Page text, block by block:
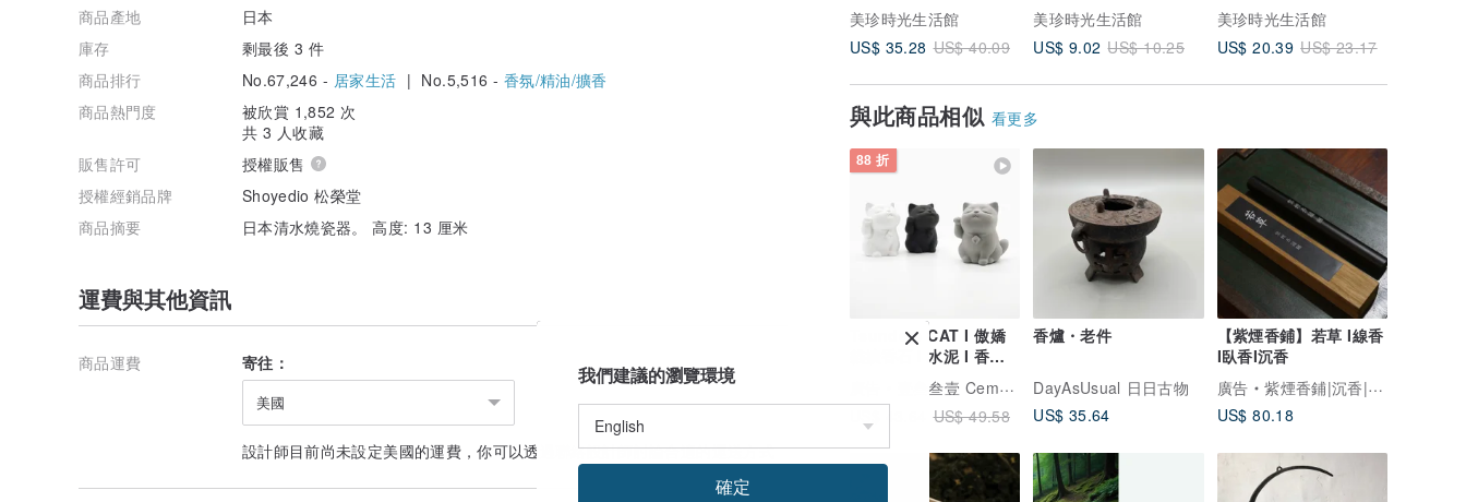
美珍時光生活館
US$ 35.28 US$ 40.09
美珍時光生活館
US$ 9.02 US$ 10.25
美珍時光生活館
US$ 20.39 US$ 23.17
與此商品相似 看更多
88 折
Tsundere CAT I 傲嬌
貓擴香石 I 水泥 I 香氛 I
禮物 I 附5mi精油
壹叁叁壹 Cementer No.1331
US$ 49.58
香爐・老件
DayAsUsual 日日古物
US$ 35.64
【紫煙香鋪】若草 I線香
I臥香I沉香
廣告
紫煙香鋪|沉香|檀香|香爐|佛教
US$ 80.18
商品產地
日本
庫存
剩最後 3 件
商品排行
No.67,246 - 居家生活 | No.5,516 -香氛/精油/擴香
商品熱門度
被欣賞 1,852 次
共 3 人收藏
販售許可
授權販售
授權經銷品牌
Shoyedio 松榮堂
商品摘要
日本清水燒瓷器。 高度: 13 厘米
運費與其他資訊
商品運費 寄往：
美國
設計師目前尚未設定美國的運費，你可以透過 聯絡設計師討論合適的運送方式
我們建議的瀏覽環境
確定